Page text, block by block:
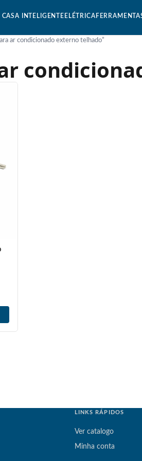
CASA INTELIGENTE ELÉTRICA
ar condicionado externo telhado”
LINKS RÁPIDOS
Ver catalogo
Minha conta